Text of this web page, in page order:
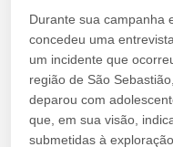
Durante sua campanha
concedeu uma
um incidente que
região de São
deparou com
que, em sua visão,
submetidas à